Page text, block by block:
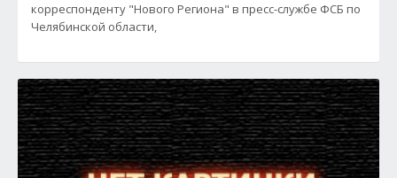
корреспонденту "Нового Региона" в пресс-службе ФСБ по
Челябинской области,